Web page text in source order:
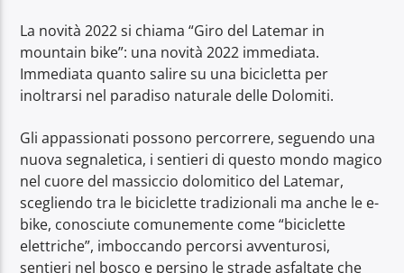
La novità 2022 si chiama “Giro del Latemar in
mountain bike”: una novità 2022 immediata.
Immediata quanto salire su una bicicletta per
inoltrarsi nel paradiso naturale delle Dolomiti.
Gli appassionati possono percorrere, seguendo una
nuova segnaletica, i sentieri di questo mondo magico
nel cuore del massiccio dolomitico del Latemar,
scegliendo tra le biciclette tradizionali ma anche le e-
bike, conosciute comunemente come “biciclette
elettriche”, imboccando percorsi avventurosi,
sentieri nel bosco e persino le strade asfaltate che